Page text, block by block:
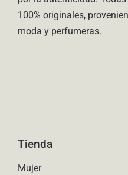
100% originales,
moda y perfumeras.
Tienda
Mujer